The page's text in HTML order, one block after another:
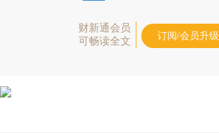
财新通会员
可畅读全文
订阅/会员升级